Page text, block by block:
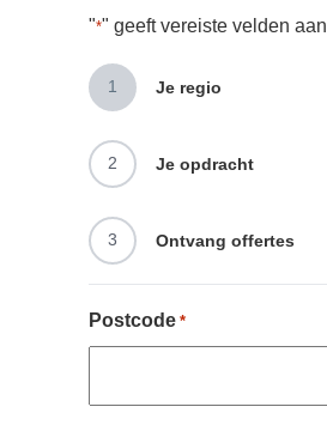
"*" geeft vereiste velden aan
1 Je regio
2 Je opdracht
3 Ontvang offertes
Postcode *